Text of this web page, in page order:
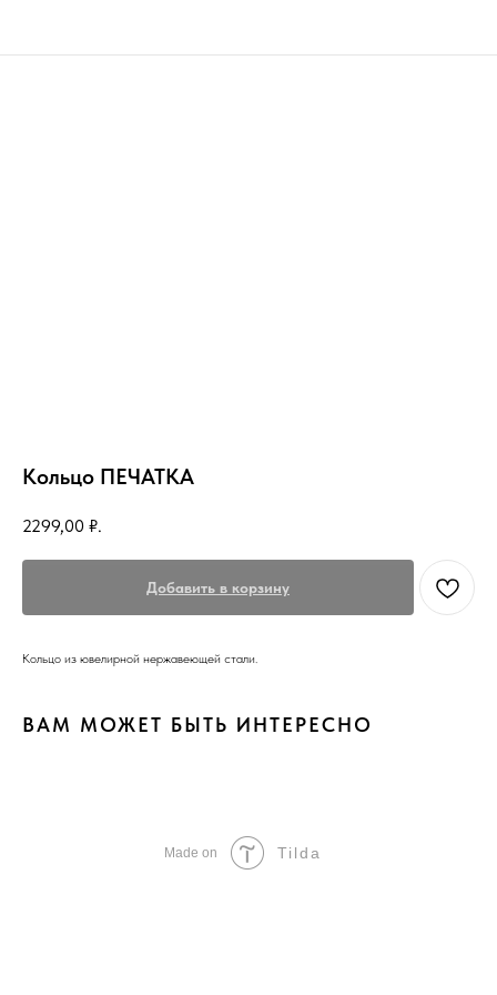
Кольцо ПЕЧАТКА
2299,00 ₽.
Добавить в корзину
Кольцо из ювелирной нержавеющей стали.
ВАМ МОЖЕТ БЫТЬ ИНТЕРЕСНО
Made on Tilda